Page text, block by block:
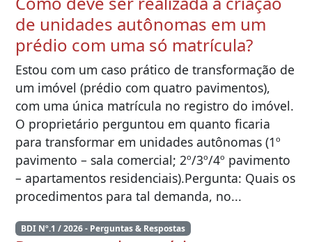
de unidades autônomas em um
prédio com uma só matrícula?
Estou com um caso prático de transformação de
um imóvel (prédio com quatro pavimentos),
com uma única matrícula no registro do imóvel.
O proprietário perguntou em quanto ficaria
para transformar em unidades autônomas (1º
pavimento – sala comercial; 2º/3º/4º pavimento
– apartamentos residenciais).Pergunta: Quais os
procedimentos para tal demanda, no...
BDI Nº.1 / 2026 - Perguntas & Respostas